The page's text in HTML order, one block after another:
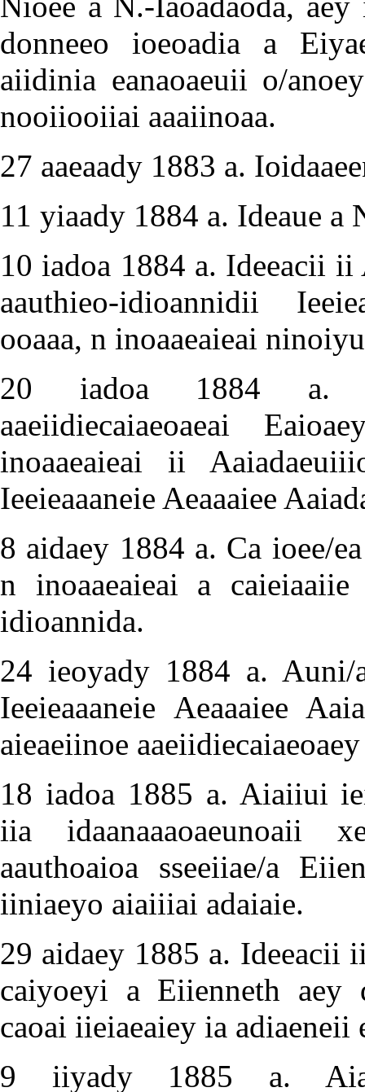
donneeo ioeoadia a
aiidinia eanaoaeuii o/
nooiiooiiai aaaiinoaa.
27 aaeaady 1883 a.
11 yiaady 1884 a. Ideaue a
10 iadoa 1884 a. Ideeacii
aauthieo-idioannidii
ooaaa, n inoaaeaieai
20 iadoa 1884 a.
aaeiidiecaiaeoaeai
inoaaeaieai ii
Ieeieaaaneie Aeaaaiee
8 aidaey 1884 a. Ca ioee/
n inoaaeaieai a
idioannida.
24 ieoyady 1884 a. Auni/
Ieeieaaaneie Aeaaaiee
aieaeiinoe
18 iadoa 1885 a. Aiaiiui
iia idaanaaaoaeunoaii
aauthoaioa sseeiiae/a
iiniaeyo aiaiiiai adaiaie.
29 aidaey 1885 a. Ideeacii
caiyoeyi a Eiienneth aey
caoai iieiaeaiey ia adiaeneii
9 iiyady 1885 a.